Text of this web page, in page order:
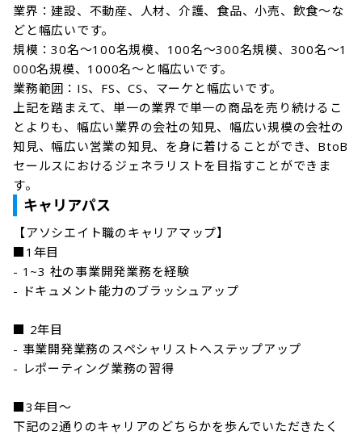
業界：建設、不動産、人材、介護、食品、小売、飲食～な
どと幅広いです。
規模：30名～100名規模、100名～300名規模、300名～1
000名規模、1000名～と幅広いです。
業務範囲：IS、FS、CS、マーケと幅広いです。
上記を踏まえて、単一の業界で単一の商品を売り続けるこ
とよりも、幅広い業界の会社の知見、幅広い規模の会社の
知見、幅広い営業の知見、を身に着けることができ、BtoB
セールスにおけるジェネラリストを目指すことができま
キャリアパス
【アソシエイト職のキャリアマップ】
■1年目
- 1~3 社の事業開発業務を経験
- ドキュメント能力のブラッシュアップ
■ 2年目
- 事業開発業務のスペシャリストへステップアップ
- レポーティング業務の習得
■3年目〜
下記の2通りのキャリアのどちらかを歩んでいただきたく